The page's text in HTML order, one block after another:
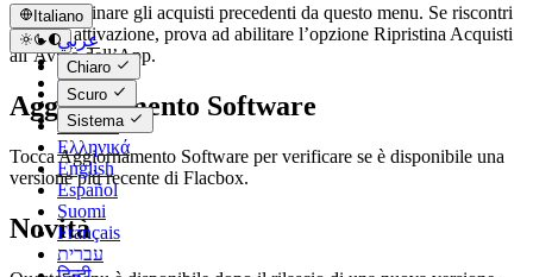
Italiano
عربي
Català
Čeština
Dansk
Deutsch
Ελληνικά
English
Español
Suomi
Français
עברית
Chiaro
Scuro
Sistema
Puoi ripristinare gli acquisti precedenti da questo menu. Se riscontri
errori di attivazione, prova ad abilitare l’opzione Ripristina Acquisti
all’Avvio dell’App.
Aggiornamento Software
Tocca Aggiornamento Software per verificare se è disponibile una
versione più recente di Flacbox.
Novità